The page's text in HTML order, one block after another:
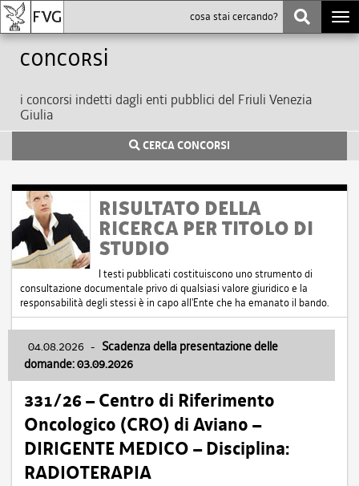
Concorsi
i concorsi indetti dagli enti pubblici del Friuli Venezia
Giulia
CERCA CONCORSI
RISULTATO DELLA
RICERCA PER TITOLO DI
STUDIO
I testi pubblicati costituiscono uno strumento di
consultazione documentale privo di qualsiasi valore giuridico e la
responsabilità degli stessi è in capo all'Ente che ha emanato il bando.
04.08.2026 - Scadenza della presentazione delle
domande: 03.09.2026
331/26 – Centro di Riferimento
Oncologico (CRO) di Aviano –
DIRIGENTE MEDICO – Disciplina:
RADIOTERAPIA